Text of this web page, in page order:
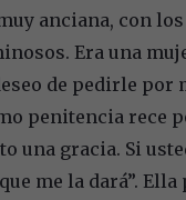
anciana, con
Era una
de pedirle por
penitencia rece
una gracia. Si
me la dará”.